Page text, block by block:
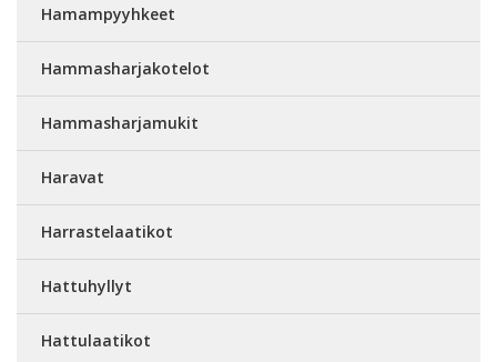
Hamampyyhkeet
Hammasharjakotelot
Hammasharjamukit
Haravat
Harrastelaatikot
Hattuhyllyt
Hattulaatikot